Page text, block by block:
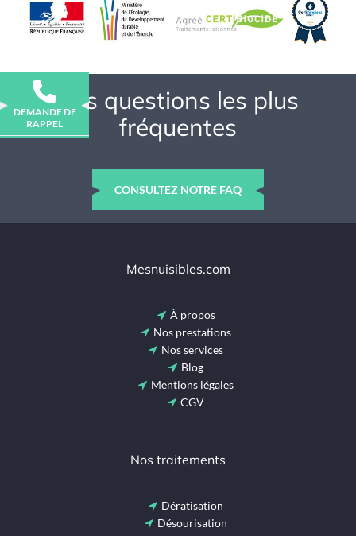
Vos questions les plus
fréquentes
CONSULTEZ NOTRE FAQ
Mesnuisibles.com
À propos
Nos prestations
Nos services
Blog
Mentions légales
CGV
Nos traitements
Dératisation
Désourisation
DEMANDE DE
RAPPEL